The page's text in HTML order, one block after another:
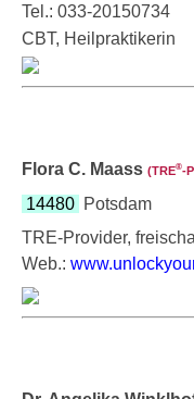
Tel.: 033-20150734
CBT, Heilpraktikerin
Flora C. Maass (TRE®
14480 Potsdam
TRE-Provider,
Web.: